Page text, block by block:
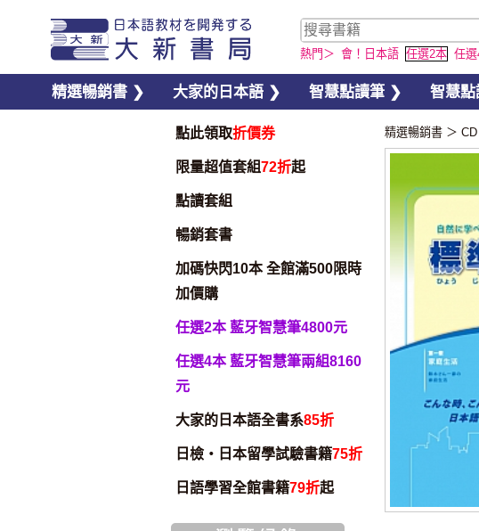
熱門＞ 會！日本語 任選2本 任
精選暢銷書 ❯ 大家的日本語 ❯ 智慧點讀筆 ❯ 智慧
點此領取折價券
限量超值套組72折起
點讀套組
暢銷套書
加碼快閃10本 全館滿500限時
加價購
任選2本 藍牙智慧筆4800元
任選4本 藍牙智慧筆兩組8160
元
大家的日本語全書系85折
日檢・日本留學試驗書籍75折
日語學習全館書籍79折起
精選暢銷書 ＞
智慧筆下載